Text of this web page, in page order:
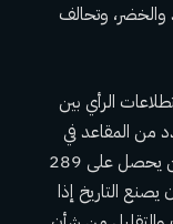
والخضر، وتحالف
الرأي بين
من المقاعد في
الجمعية الوطنية التي تضم 577 مقعدا، لكنه لن يحصل على 289
التاريخ إذا